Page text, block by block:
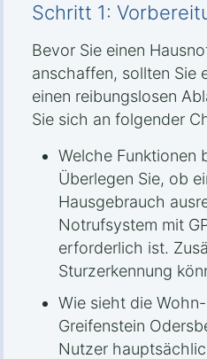
Schritt 1:
Bevor Sie einen
anschaffen, sollten Sie
einen reibungslosen
Sie sich an folgender
Welche Funktionen
Überlegen Sie, ob
Hausgebrauch
Notrufsystem mit
erforderlich ist.
Sturzerkennung
Wie sieht die
Greifenstein
Nutzer